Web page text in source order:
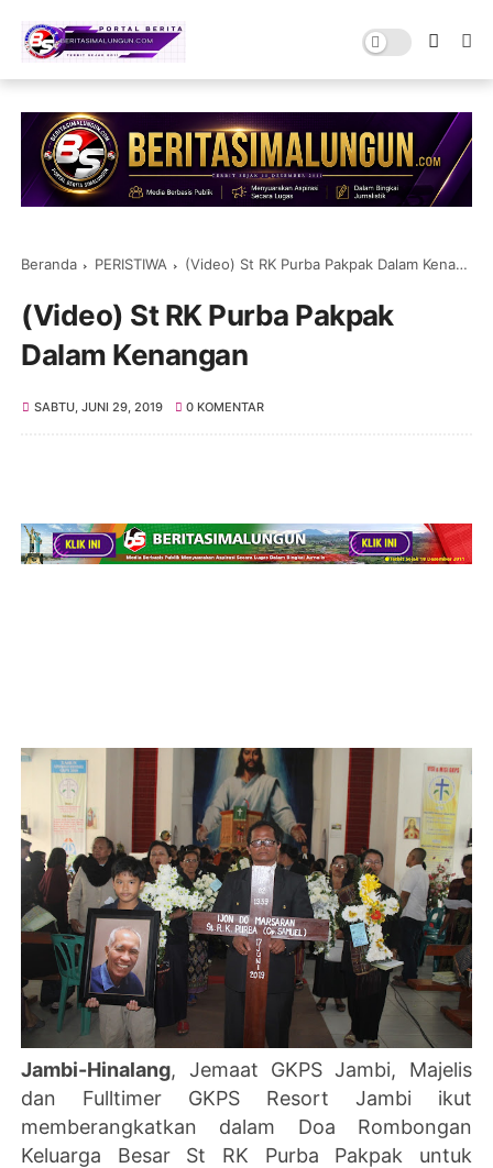
Beranda PERISTIWA (Video) St RK Purba Pakpak Dalam Kenangan
(Video) St RK Purba Pakpak
Dalam Kenangan
SABTU, JUNI 29, 2019 0 KOMENTAR
Jambi-Hinalang, Jemaat GKPS Jambi, Majelis
dan Fulltimer GKPS Resort Jambi ikut
memberangkatkan dalam Doa Rombongan
Keluarga Besar St RK Purba Pakpak untuk